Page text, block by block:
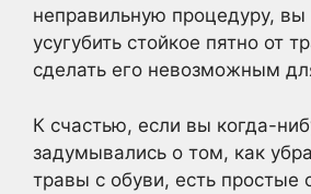
неправильную процедуру, вы
усугубить стойкое пятно от
сделать его невозможным
К счастью, если вы когда-
задумывались о том, как
травы с обуви, есть простые